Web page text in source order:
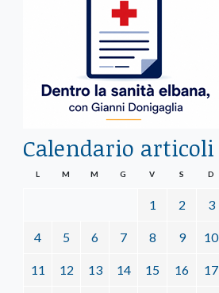
Calendario articoli
L M M G V S D
1 2 3
4 5 6 7 8 9 10
11 12 13 14 15 16 17